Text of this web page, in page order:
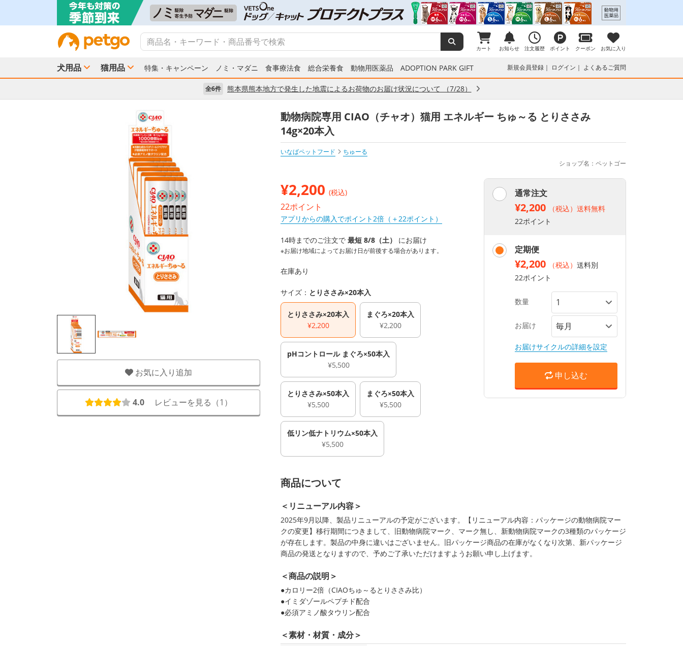
カート お知らせ 注文履歴 ポイント クーポン お気に入り
犬用品 猫用品 特集・キャンペーン ノミ・マダニ 食事療法食 総合栄養食 動物用医薬品 ADOPTION PARK GIFT 新規会員登録 ログイン よくあるご質問
全6件 熊本県熊本地方で発生した地震によるお荷物のお届け状況について （7/28）
お気に入り追加
4.0 レビューを見る（1 ）
動物病院専用 CIAO（チャオ）猫用 エネルギー ちゅ～る とりささみ
14g×20本入
いなばペットフード
ちゅーる
ショップ名：ペットゴー
¥2,200 (税込)
22ポイント
アプリからの購入でポイント2倍（＋22ポイント）
14時までのご注文で 最短 8/8（土） にお届け
※お届け地域によってお届け日が前後する場合があります。
在庫あり
サイズ： とりささみ×20本入
とりささみ×20本入
¥2,200
まぐろ×20本入
¥2,200
pHコントロール まぐろ×50本入
¥5,500
とりささみ×50本入
¥5,500
まぐろ×50本入
¥5,500
低リン低ナトリウム×50本入
¥5,500
通常注文
¥2,200
（税込）送料無料
22ポイント
定期便
¥2,200 （税込） 送料別
22ポイント
数量
お届け
お届けサイクルの詳細を設定
申し込む
商品について
＜リニューアル内容＞
2025年9月以降、製品リニューアルの予定がございます。【リニューアル内容：パッケージの動物病院マー
クの変更】移行期間につきまして、旧動物病院マーク、マーク無し、新動物病院マークの3種類のパッケージ
が存在します。製品の中身に違いはございません。旧パッケージ商品の在庫がなくなり次第、新パッケージ
商品の発送となりますので、予めご了承いただけますようお願い申し上げます。
＜商品の説明＞
●カロリー2倍（CIAOちゅ～るとりささみ比）
●イミダゾールペプチド配合
●必須アミノ酸タウリン配合
＜素材・材質・成分＞